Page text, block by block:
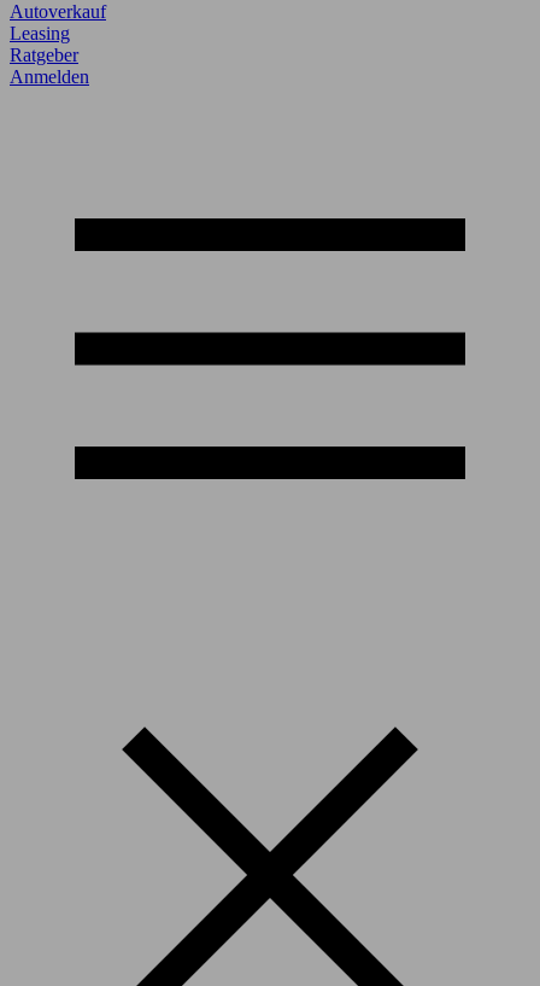
Autoverkauf
Leasing
Ratgeber
Anmelden